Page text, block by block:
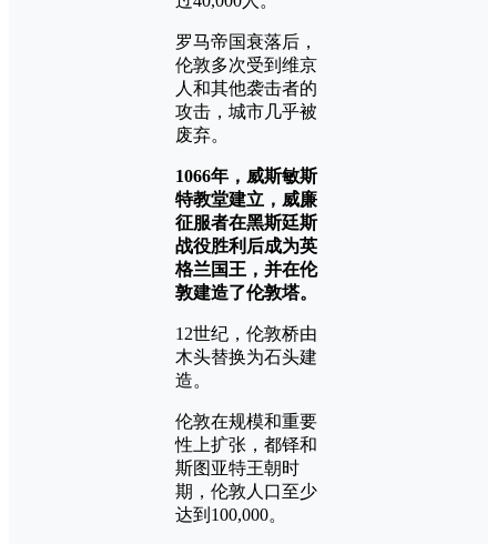
罗马帝国衰落后，
伦敦多次受到维京
人和其他袭击者的
攻击，城市几乎被
废弃。
1066年，威斯敏斯
特教堂建立，威廉
征服者在黑斯廷斯
战役胜利后成为英
格兰国王，并在伦
敦建造了伦敦塔。
12世纪，伦敦桥由
木头替换为石头建
造。
伦敦在规模和重要
性上扩张，都铎和
斯图亚特王朝时
期，伦敦人口至少
达到100,000。